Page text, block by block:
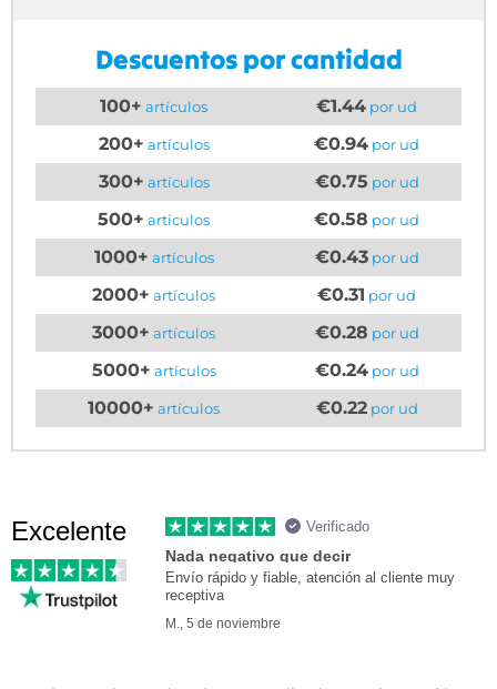
Descuentos por cantidad
100+ artículos €1.44 por ud
200+ artículos €0.94 por ud
300+ artículos €0.75 por ud
500+ artículos €0.58 por ud
1000+ artículos €0.43por ud
2000+ artículos €0.31 por ud
3000+ artículos €0.28 por ud
5000+ artículos €0.24por ud
10000+ artículos €0.22por ud
Excelente Verificado
Nada negativo que decir
Envío rápido y fiable, atención al cliente muy
receptiva
M., 5 de noviembre